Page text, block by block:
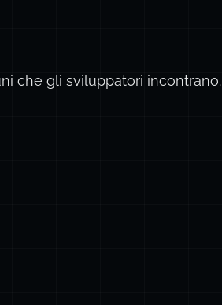
che gli sviluppatori incontrano.